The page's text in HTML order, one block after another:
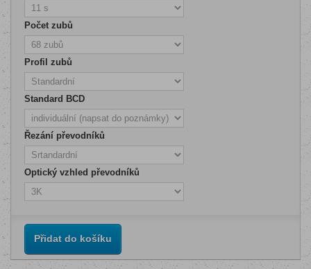
Počet zubů
Profil zubů
Standard BCD
Řezání převodníků
Optický vzhled převodníků
Přidat do košíku